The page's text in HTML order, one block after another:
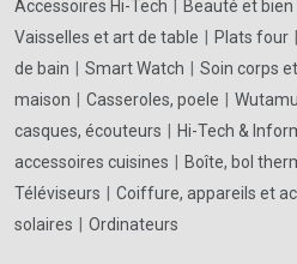
Accessoires Hi-Tech
Beauté et bien
Vaisselles et art de table
Plats four
de bain
Smart Watch Soin corps
maison
Casseroles, poele Wutamu
casques, écouteurs
Hi-Tech &
accessoires cuisines
Boîte, bol
Téléviseurs
Coiffure, appareils et
solaires
Ordinateurs